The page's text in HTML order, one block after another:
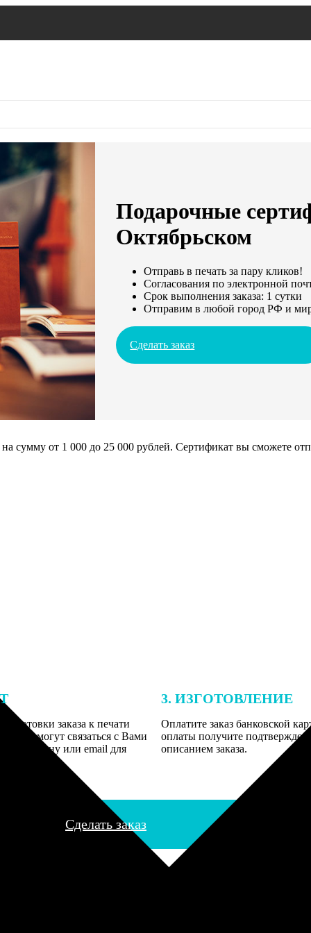
Подарочные
Октябрьском
Отправь в печать за пару кликов!
Согласования по электронной
Срок выполнения заказа: 1 сутки
Отправим в любой город РФ и
Сделать заказ
сумму от 1 000 до 25 000 рублей. Сертификат вы сможете
заказа к печати
могут связаться с Вами
телефону или email для
3. ИЗГОТОВЛЕНИЕ
Оплатите заказ банковской
оплаты получите
описанием заказа.
Сделать заказ